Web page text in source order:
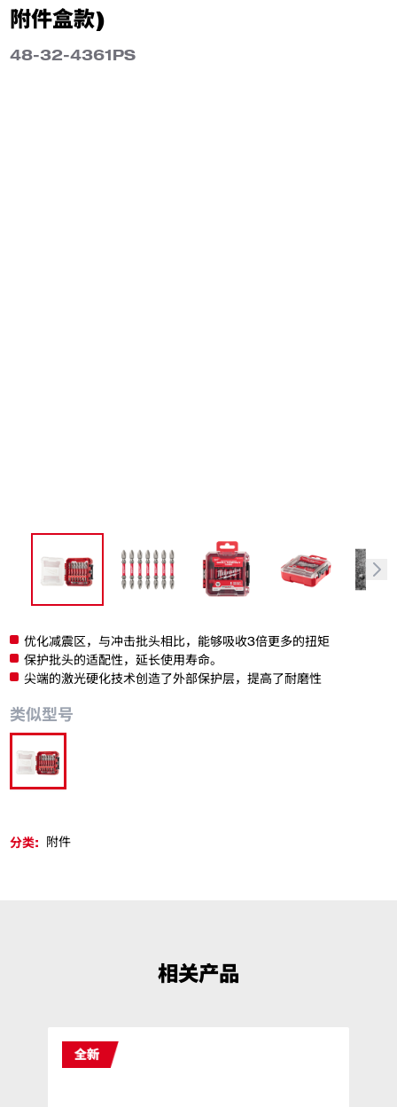
附件盒款)
48-32-4361PS
优化减震区，与冲击批头相比，能够吸收3倍更多的扭矩
保护批头的适配性，延长使用寿命。
尖端的激光硬化技术创造了外部保护层，提高了耐磨性
类似型号
分类: 附件
相关产品